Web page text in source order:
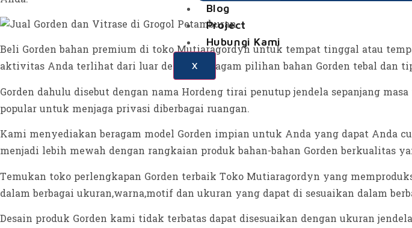
Blog
Project
Hubungi Kami
X
Beli Gorden bahan premium di toko Mutiaragordyn untuk tempat tinggal atau
aktivitas Anda terlihat dari luar dengan beragam pilihan bahan Gorden tebal dan
Gorden dahulu disebut dengan nama Hordeng tirai penutup jendela sepanjang
popular untuk menjaga privasi diberbagai ruangan.
Kami menyediakan beragam model Gorden impian untuk Anda yang dapat Anda
menjadi lebih mewah dengan rangkaian produk bahan-bahan Gorden berkualitas
Temukan toko perlengkapan Gorden terbaik Toko Mutiaragordyn yang
dalam berbagai ukuran,warna,motif dan ukuran yang dapat di sesuaikan dalam
Desain produk Gorden kami tidak terbatas dapat disesuaikan dengan ukuran